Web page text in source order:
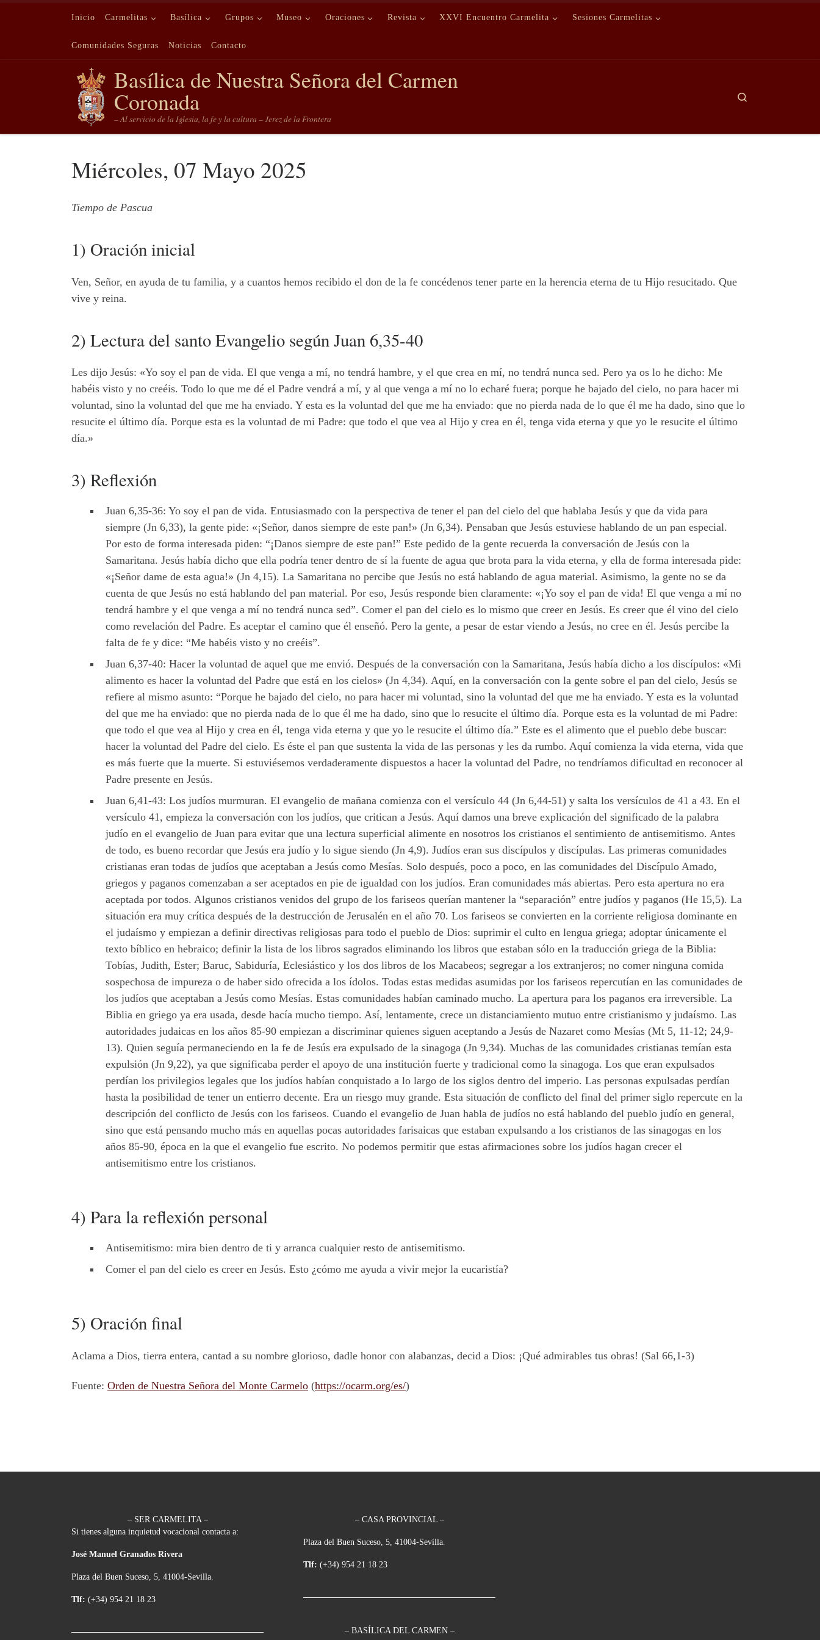
Saltar al contenido
Inicio Carmelitas Basílica Grupos Museo Oraciones Revista XXVI Encuentro Carmelita Sesiones Carmelitas
Comunidades Seguras Noticias Contacto
Basílica de Nuestra Señora del Carmen
Coronada
– Al servicio de la Iglesia, la fe y la cultura – Jerez de la Frontera
Miércoles, 07 Mayo 2025
Tiempo de Pascua
1) Oración inicial
Ven, Señor, en ayuda de tu familia, y a cuantos hemos recibido el don de la fe concédenos tener parte en la herencia eterna de tu Hijo resucitado. Que
vive y reina.
2) Lectura del santo Evangelio según Juan 6,35-40
Les dijo Jesús: «Yo soy el pan de vida. El que venga a mí, no tendrá hambre, y el que crea en mí, no tendrá nunca sed. Pero ya os lo he dicho: Me
habéis visto y no creéis. Todo lo que me dé el Padre vendrá a mí, y al que venga a mí no lo echaré fuera; porque he bajado del cielo, no para hacer mi
voluntad, sino la voluntad del que me ha enviado. Y esta es la voluntad del que me ha enviado: que no pierda nada de lo que él me ha dado, sino que lo
resucite el último día. Porque esta es la voluntad de mi Padre: que todo el que vea al Hijo y crea en él, tenga vida eterna y que yo le resucite el último
día.»
3) Reflexión
Juan 6,35-36: Yo soy el pan de vida. Entusiasmado con la perspectiva de tener el pan del cielo del que hablaba Jesús y que da vida para
siempre (Jn 6,33), la gente pide: «¡Señor, danos siempre de este pan!» (Jn 6,34). Pensaban que Jesús estuviese hablando de un pan especial.
Por esto de forma interesada piden: “¡Danos siempre de este pan!” Este pedido de la gente recuerda la conversación de Jesús con la
Samaritana. Jesús había dicho que ella podría tener dentro de sí la fuente de agua que brota para la vida eterna, y ella de forma interesada pide:
«¡Señor dame de esta agua!» (Jn 4,15). La Samaritana no percibe que Jesús no está hablando de agua material. Asimismo, la gente no se da
cuenta de que Jesús no está hablando del pan material. Por eso, Jesús responde bien claramente: «¡Yo soy el pan de vida! El que venga a mí no
tendrá hambre y el que venga a mí no tendrá nunca sed”. Comer el pan del cielo es lo mismo que creer en Jesús. Es creer que él vino del cielo
como revelación del Padre. Es aceptar el camino que él enseñó. Pero la gente, a pesar de estar viendo a Jesús, no cree en él. Jesús percibe la
falta de fe y dice: “Me habéis visto y no creéis”.
Juan 6,37-40: Hacer la voluntad de aquel que me envió. Después de la conversación con la Samaritana, Jesús había dicho a los discípulos: «Mi
alimento es hacer la voluntad del Padre que está en los cielos» (Jn 4,34). Aquí, en la conversación con la gente sobre el pan del cielo, Jesús se
refiere al mismo asunto: “Porque he bajado del cielo, no para hacer mi voluntad, sino la voluntad del que me ha enviado. Y esta es la voluntad
del que me ha enviado: que no pierda nada de lo que él me ha dado, sino que lo resucite el último día. Porque esta es la voluntad de mi Padre:
que todo el que vea al Hijo y crea en él, tenga vida eterna y que yo le resucite el último día.” Este es el alimento que el pueblo debe buscar:
hacer la voluntad del Padre del cielo. Es éste el pan que sustenta la vida de las personas y les da rumbo. Aquí comienza la vida eterna, vida que
es más fuerte que la muerte. Si estuviésemos verdaderamente dispuestos a hacer la voluntad del Padre, no tendríamos dificultad en reconocer al
Padre presente en Jesús.
Juan 6,41-43: Los judíos murmuran. El evangelio de mañana comienza con el versículo 44 (Jn 6,44-51) y salta los versículos de 41 a 43. En el
versículo 41, empieza la conversación con los judíos, que critican a Jesús. Aquí damos una breve explicación del significado de la palabra
judío en el evangelio de Juan para evitar que una lectura superficial alimente en nosotros los cristianos el sentimiento de antisemitismo. Antes
de todo, es bueno recordar que Jesús era judío y lo sigue siendo (Jn 4,9). Judíos eran sus discípulos y discípulas. Las primeras comunidades
cristianas eran todas de judíos que aceptaban a Jesús como Mesías. Solo después, poco a poco, en las comunidades del Discípulo Amado,
griegos y paganos comenzaban a ser aceptados en pie de igualdad con los judíos. Eran comunidades más abiertas. Pero esta apertura no era
aceptada por todos. Algunos cristianos venidos del grupo de los fariseos querían mantener la “separación” entre judíos y paganos (He 15,5). La
situación era muy crítica después de la destrucción de Jerusalén en el año 70. Los fariseos se convierten en la corriente religiosa dominante en
el judaísmo y empiezan a definir directivas religiosas para todo el pueblo de Dios: suprimir el culto en lengua griega; adoptar únicamente el
texto bíblico en hebraico; definir la lista de los libros sagrados eliminando los libros que estaban sólo en la traducción griega de la Biblia:
Tobías, Judith, Ester; Baruc, Sabiduría, Eclesiástico y los dos libros de los Macabeos; segregar a los extranjeros; no comer ninguna comida
sospechosa de impureza o de haber sido ofrecida a los ídolos. Todas estas medidas asumidas por los fariseos repercutían en las comunidades de
los judíos que aceptaban a Jesús como Mesías. Estas comunidades habían caminado mucho. La apertura para los paganos era irreversible. La
Biblia en griego ya era usada, desde hacía mucho tiempo. Así, lentamente, crece un distanciamiento mutuo entre cristianismo y judaísmo. Las
autoridades judaicas en los años 85-90 empiezan a discriminar quienes siguen aceptando a Jesús de Nazaret como Mesías (Mt 5, 11-12; 24,9-
13). Quien seguía permaneciendo en la fe de Jesús era expulsado de la sinagoga (Jn 9,34). Muchas de las comunidades cristianas temían esta
expulsión (Jn 9,22), ya que significaba perder el apoyo de una institución fuerte y tradicional como la sinagoga. Los que eran expulsados
perdían los privilegios legales que los judíos habían conquistado a lo largo de los siglos dentro del imperio. Las personas expulsadas perdían
hasta la posibilidad de tener un entierro decente. Era un riesgo muy grande. Esta situación de conflicto del final del primer siglo repercute en la
descripción del conflicto de Jesús con los fariseos. Cuando el evangelio de Juan habla de judíos no está hablando del pueblo judío en general,
sino que está pensando mucho más en aquellas pocas autoridades farisaicas que estaban expulsando a los cristianos de las sinagogas en los
años 85-90, época en la que el evangelio fue escrito. No podemos permitir que estas afirmaciones sobre los judíos hagan crecer el
antisemitismo entre los cristianos.
4) Para la reflexión personal
Antisemitismo: mira bien dentro de ti y arranca cualquier resto de antisemitismo.
Comer el pan del cielo es creer en Jesús. Esto ¿cómo me ayuda a vivir mejor la eucaristía?
5) Oración final
Aclama a Dios, tierra entera, cantad a su nombre glorioso, dadle honor con alabanzas, decid a Dios: ¡Qué admirables tus obras! (Sal 66,1-3)
Fuente: Orden de Nuestra Señora del Monte Carmelo (https://ocarm.org/es/)
– SER CARMELITA –
Si tienes alguna inquietud vocacional contacta a:
José Manuel Granados Rivera
Plaza del Buen Suceso, 5, 41004-Sevilla.
Tlf: (+34) 954 21 18 23
– CASA PROVINCIAL –
Plaza del Buen Suceso, 5, 41004-Sevilla.
Tlf: (+34) 954 21 18 23
– BASÍLICA DEL CARMEN –